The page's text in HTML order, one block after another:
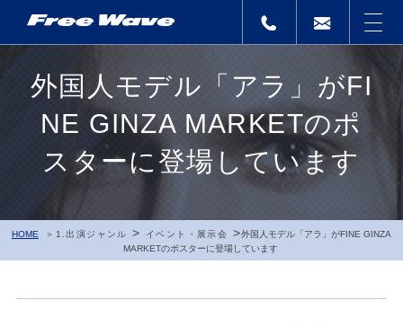
外国人モデル「アラ」がFI
NE GINZA MARKETのポ
スターに登場しています
HOME 1.出演ジャンル > イベント・展示会 >外国人モデル「アラ」がFINE GINZA
MARKETのポスターに登場しています